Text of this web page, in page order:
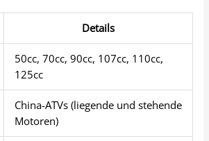
Details
50cc, 70cc, 90cc, 107cc, 110cc,
125cc
China-ATVs (liegende und stehende
Motoren)